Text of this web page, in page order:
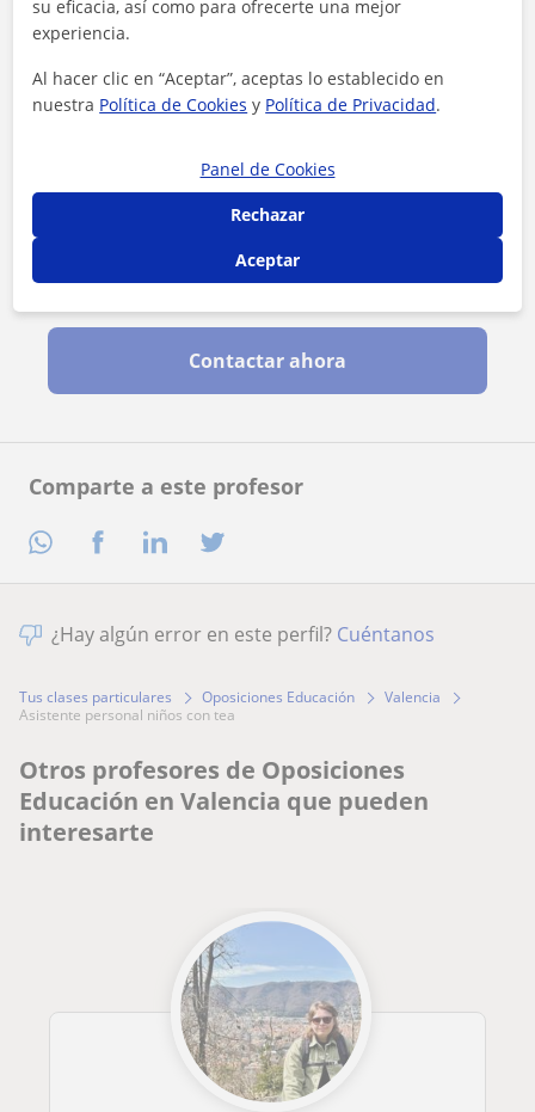
Comparte a este profesor
Contactar ahora
¿Hay algún error en este perfil? Cuéntanos
Tus clases particulares Oposiciones Educación
Valencia
asistente personal niños con tea
Otros profesores de Oposiciones
Educación en Valencia que pueden
interesarte
su eficacia, así como para ofrecerte una mejor
experiencia.
Al hacer clic en “Aceptar”, aceptas lo establecido en
nuestra Política de Cookies y Política de Privacidad.
Panel de Cookies
Rechazar
Aceptar